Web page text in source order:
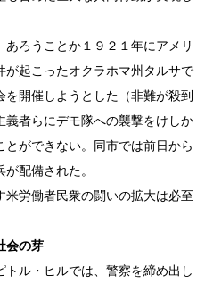
ろうことか１９２１年にアメリ
が起こったオクラホマ州タルサで
を開催しようとした（非難が殺到
義者らにデモ隊への襲撃をけしか
ができない。同市では前日から
配備された。
米労働者民衆の闘いの拡大は必至
会の芽
ル・ヒルでは、警察を締め出し